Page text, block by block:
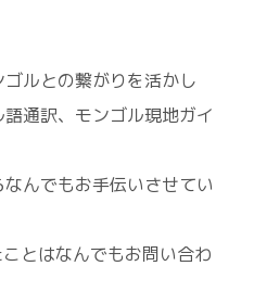
ルとの繋がりを活かし
通訳、モンゴル現地ガイ
んでもお手伝いさせてい
とはなんでもお問い合わ